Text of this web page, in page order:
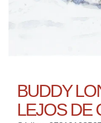
BUDDY
LEJOS DE